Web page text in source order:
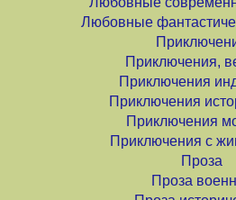
Любовные
Приключения,
Приключения
Приключения
Приключения
Приключения с
Проза
Проза